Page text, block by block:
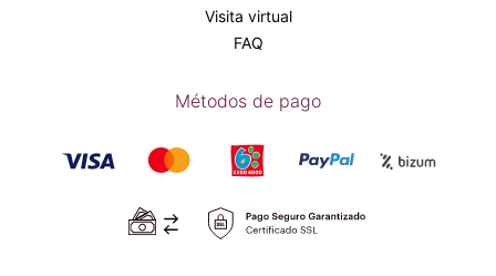
Visita virtual
FAQ
Métodos de pago